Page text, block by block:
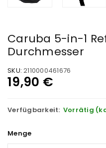
Caruba 5-in-1
Durchmesser
SKU: 2110000461676
19,90 €
Verfügbarkeit: Vorrätig
Menge